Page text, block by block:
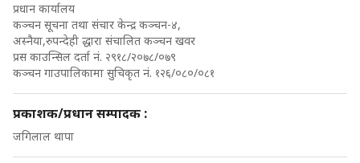
प्रधान कार्यालय
कञ्चन सूचना तथा संचार केन्द्र कञ्चन-४,
अस्नैया,रुपन्देही द्धारा संचालित कञ्चन खवर
प्रस काउन्सिल दर्ता नं. २९१८/२०७८/०७९
कञ्चन गाउपालिकामा सुचिकृत नं. १२६/०८०/०८१
प्रकाशक/प्रधान सम्पादक :
जगिलाल थापा